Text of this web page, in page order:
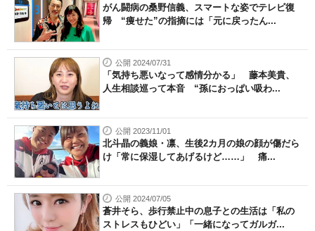
がん闘病の桑野信義、スマートな姿でテレビ復
帰 “痩せた”の指摘には「元に戻ったん...
公開 2024/07/31
「気持ち悪いなって感情分かる」 藤本美貴、
人生相談巡って本音 “孫におっぱい吸わ...
公開 2023/11/01
北斗晶の義娘・凛、生後2カ月の娘の顔が傷だら
け「常に保湿してあげるけど……」 痛...
公開 2024/07/05
蒼井そら、歩行禁止中の息子との生活は「私の
ストレスもひどい」「一緒になってガルガ...